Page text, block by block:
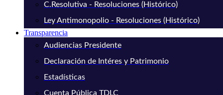
C.Resolutiva - Resoluciones (Histórico)
Ley Antimonopolio - Resoluciones (Histórico)
Transparencia
Audiencias Presidente
Declaración de Intéres y Patrimonio
Estadísticas
Cuenta Pública TDLC